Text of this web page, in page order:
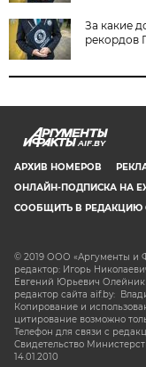
За какие
рекордов
AIF.BY
АРХИВ НОМЕРОВ
ОНЛАЙН-ПОДПИСКА НА
СООБЩИТЬ В РЕДАКЦИЮ
© 2019 ООО «Аргументы и
редактор: Игорь
Евгений Юрьевич
редактор сайта aif.by:
Копирование и
цитирование возможно
Телефон для связи с
Свидетельство
14.01.2010